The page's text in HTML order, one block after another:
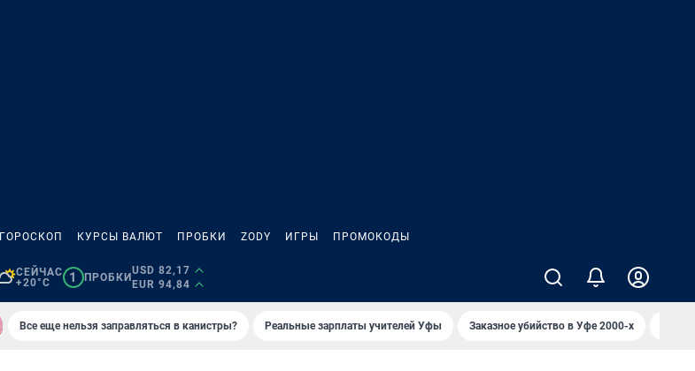
ГОРОСКОП КУРСЫ ВАЛЮТ ПРОБКИ ZODY ИГРЫ ПРОМОКОДЫ
СЕЙЧАС
+20°C
1 ПРОБКИ
USD 82,17
EUR 94,84
Все еще нельзя заправляться в канистры? Реальные зарплаты учителей Уфы Заказное убийство в Уфе 2000-х